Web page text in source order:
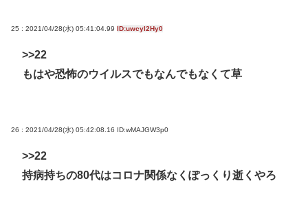
25 : 2021/04/28(水) 05:41:04.99 ID:uwcyl2Hy0
>>22
もはや恐怖のウイルスでもなんでもなくて草
26 : 2021/04/28(水) 05:42:08.16 ID:wMAJGW3p0
>>22
持病持ちの80代はコロナ関係なくぽっくり逝くやろ